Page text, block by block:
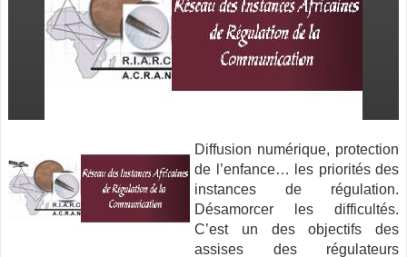
Diffusion numérique, protection
de l’enfance… les priorités des
instances de régulation.
Désamorcer les difficultés.
C’est un des objectifs des
assises des régulateurs